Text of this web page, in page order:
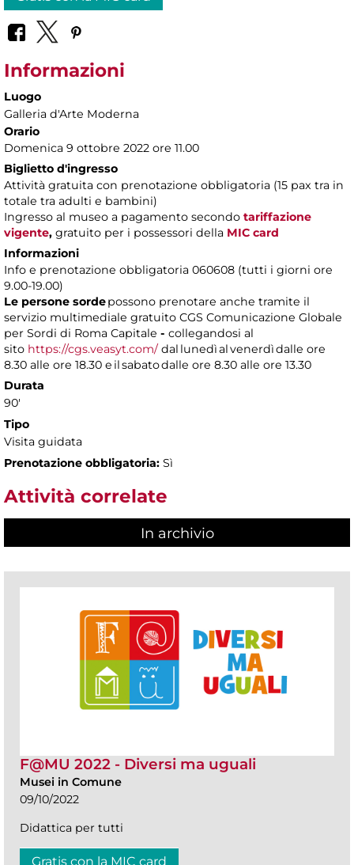
Informazioni
Luogo
Galleria d'Arte Moderna
Orario
Domenica 9 ottobre 2022 ore 11.00
Biglietto d'ingresso
Attività gratuita con prenotazione obbligatoria (15 pax tra in
totale tra adulti e bambini)
Ingresso al museo a pagamento secondo tariffazione
vigente, gratuito per i possessori della MIC card
Informazioni
Info e prenotazione obbligatoria 060608 (tutti i giorni ore
9.00-19.00)
Le persone sordepossono prenotare anche tramite il
servizio multimediale gratuito CGS Comunicazione Globale
per Sordi di Roma Capitale - collegandosi al
sito https://cgs.veasyt.com/dal lunedì al venerdì dalle ore
8.30 alle ore 18.30 e il sabato dalle ore 8.30 alle ore 13.30
Durata
90'
Tipo
Visita guidata
Prenotazione obbligatoria: Sì
Attività correlate
In archivio
F@MU 2022 - Diversi ma uguali
Musei in Comune
09/10/2022
Didattica per tutti
Gratis con la MIC card